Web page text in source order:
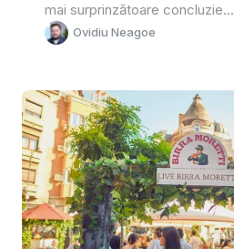
mai surprinzătoare concluzie...
Ovidiu Neagoe